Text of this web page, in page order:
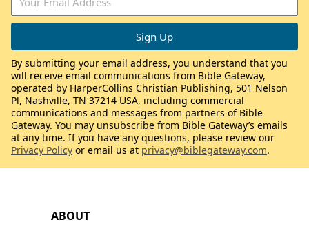
ABOUT
By submitting your email address, you understand that you
will receive email communications from Bible Gateway,
operated by HarperCollins Christian Publishing, 501 Nelson
Pl, Nashville, TN 37214 USA, including commercial
communications and messages from partners of Bible
Gateway. You may unsubscribe from Bible Gateway’s emails
at any time. If you have any questions, please review our
Privacy Policy or email us at privacy@biblegateway.com.